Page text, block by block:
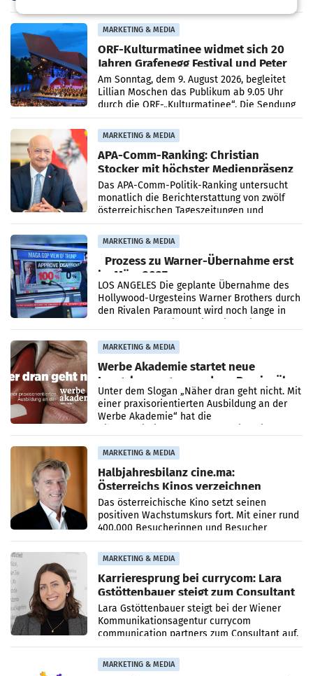
Medienberichte.
MARKETING & MEDIA
ORF-Kulturmatinee widmet sich 20
Jahren Grafenegg Festival und Peter
Simonischek
Am Sonntag, dem 9. August 2026, begleitet
Lillian Moschen das Publikum ab 9.05 Uhr
durch die ORF-„Kulturmatinee“. Die Sendung
startet mit der Dokumentation „20 Jahre
Grafenegg
MARKETING & MEDIA
APA-Comm-Ranking: Christian
Stocker mit höchster Medienpräsenz
im Juli
Das APA-Comm-Politik-Ranking untersucht
monatlich die Berichterstattung von zwölf
österreichischen Tageszeitungen und
analysiert, welche Politikerinnen und
Politiker Österreichs die
MARKETING & MEDIA
Prozess zu Warner-Übernahme erst
im März 2027
LOS ANGELES Die geplante Übernahme des
Hollywood-Urgesteins Warner Brothers durch
den Rivalen Paramount wird noch lange in
MARKETING & MEDIA
Werbe Akademie startet neue
Imagekampagne rund um Praxisnähe
Unter dem Slogan „Näher dran geht nicht. Mit
einer praxisorientierten Ausbildung an der
Werbe Akademie“ hat die
MARKETING & MEDIA
Halbjahresbilanz cine.ma:
Österreichs Kinos verzeichnen
400.000 Besucher mehr
Das österreichische Kino setzt seinen
positiven Wachstumskurs fort. Mit einer rund
400.000 Besucherinnen und Besucher
höheren Nettoreichweite im ersten Halbjahr
2026 gegenüber dem
MARKETING & MEDIA
Karrieresprung bei currycom: Lara
Gstöttenbauer steigt zum Consultant
auf
Lara Gstöttenbauer steigt bei der Wiener
Kommunikationsagentur currycom
communication partners zum Consultant auf.
Die 27-jährige Beraterin betreut Kundinnen
und Kunden in den Bereichen
MARKETING & MEDIA